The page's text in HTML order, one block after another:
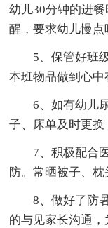
幼儿30分钟的进
醒，要求幼儿慢点
5、保管好班
本班物品做到心中
6、如有幼儿
子、床单及时更换
7、积极配合
防。常晒被子、
8、做好了防
的与见家长沟通